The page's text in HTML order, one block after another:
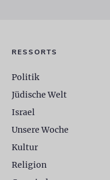
RESSORTS
Politik
Jüdische Welt
Israel
Unsere Woche
Kultur
Religion